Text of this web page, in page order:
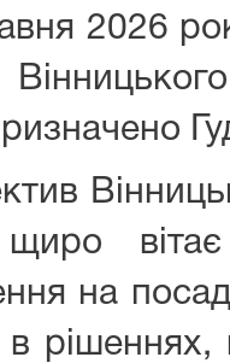
2026
щиро
на
в